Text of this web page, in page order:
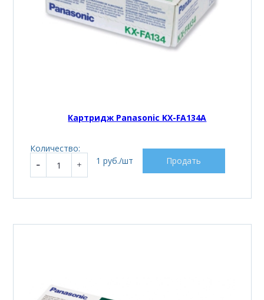
Картридж Panasonic KX-FA134A
Количество:
1 руб./шт
Продать